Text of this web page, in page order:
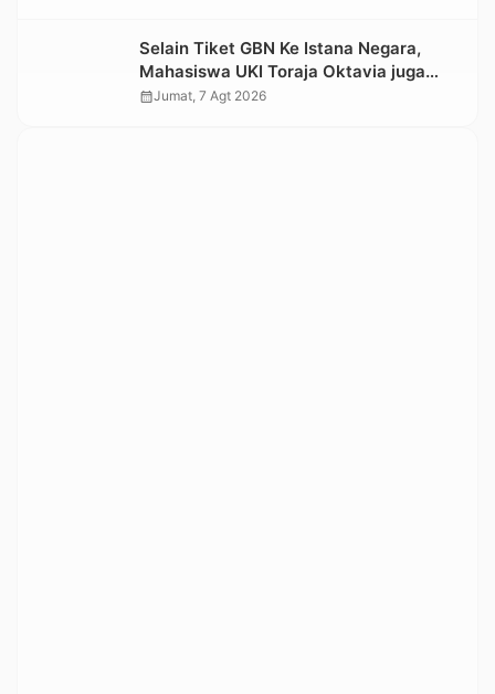
Selain Tiket GBN Ke Istana Negara,
Mahasiswa UKI Toraja Oktavia juga
Lolos ke Pekan Seni Mahasiswa
calendar_monthJumat, 7 Agt 2026